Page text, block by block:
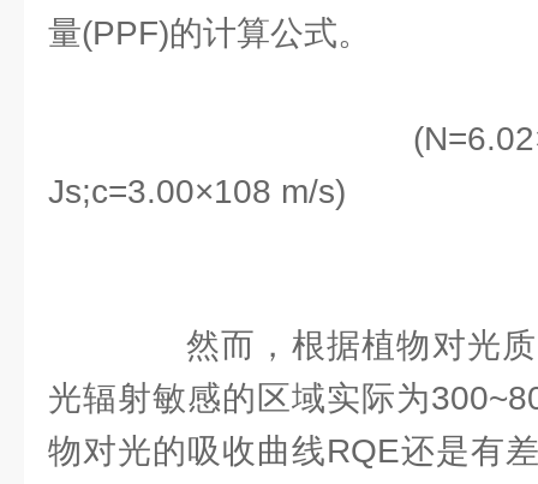
量(PPF)的计算公式。
Js;c=3.00×108 m/s)
然而，根据植物对光质
光辐射敏感的区域实际为
物对光的吸收曲线RQE还是有